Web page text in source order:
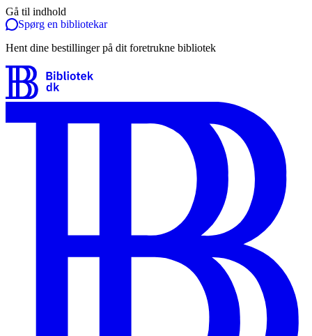
Gå til indhold
Spørg en bibliotekar
Hent dine bestillinger på dit foretrukne bibliotek